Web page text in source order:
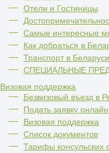
Отели и Гоcтиницы
Самые интересные
Как добраться в
Транспорт в
СПЕЦИАЛЬНЫЕ
Визовая поддержка
Безвизовый въезд в
Подать заявку онлайн
Визовая поддержка
Список документов
Тарифы консульских